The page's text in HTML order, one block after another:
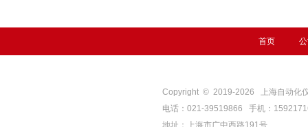
首页
Copyright © 2019-2026
上海自动化
电话：021-39519866 手机：
地址：上海市广中西路191号